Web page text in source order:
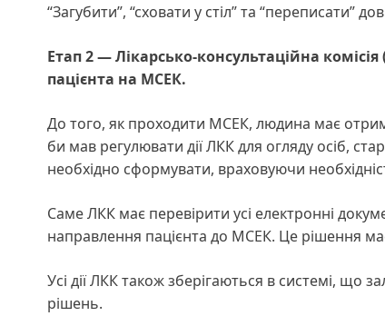
“Загубити”, “сховати у стіл” та “переписати”
Етап 2 — Лікарсько-консультаційна
пацієнта на МСЕК.
До того, як проходити МСЕК, людина має
би мав регулювати дії ЛКК для огляду осіб,
необхідно сформувати, враховуючи
Саме ЛКК має перевірити усі електронні
направлення пацієнта до МСЕК. Це рішення
Усі дії ЛКК також зберігаються в системі, що
рішень.